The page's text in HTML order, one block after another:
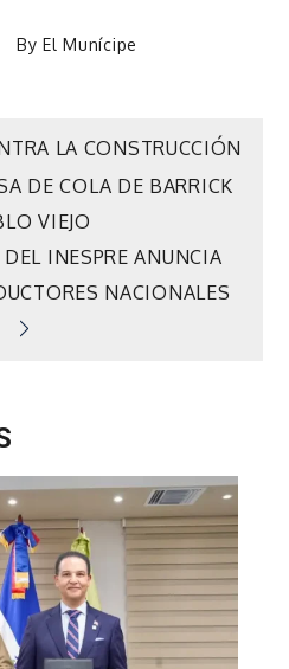
ByEl Munícipe
LA CONSTRUCCIÓN
DE COLA DE BARRICK
VIEJO
INESPRE ANUNCIA
NACIONALES